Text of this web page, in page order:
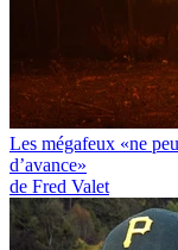
Les mégafeux «ne
d’avance»
de Fred Valet